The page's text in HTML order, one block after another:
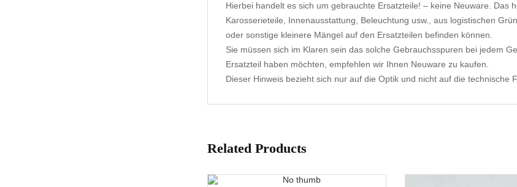
Hierbei handelt es sich um gebrauchte Ersatzteile! – keine Neuware. Das
Karosserieteile, Innenausstattung, Beleuchtung usw., aus logistischen
oder sonstige kleinere Mängel auf den Ersatzteilen befinden können.
Sie müssen sich im Klaren sein das solche Gebrauchsspuren bei jedem
Ersatzteil haben möchten, empfehlen wir Ihnen Neuware zu kaufen.
Dieser Hinweis bezieht sich nur auf die Optik und nicht auf die technische
Related Products